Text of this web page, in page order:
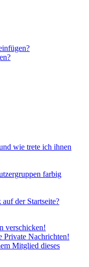
wie trete ich ihnen
farbig
der Startseite?
verschicken!
Private Nachrichten!
Mitglied dieses